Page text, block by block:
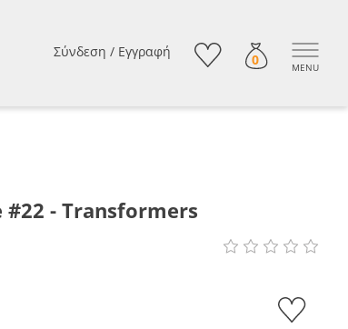
Σύνδεση / Εγγραφή 0 MENU
- Transformers